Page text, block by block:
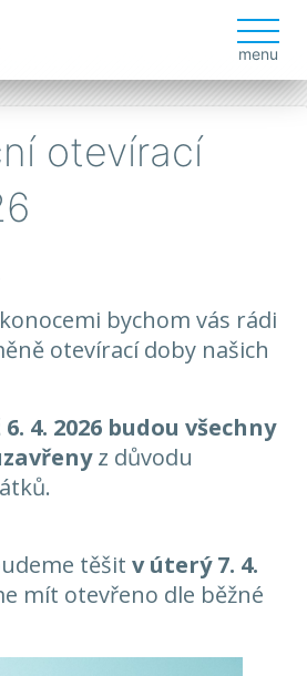
menu
otevírací
bychom vás rádi
otevírací doby našich
6. 4. 2026 budou všechny
z důvodu
těšit v úterý 7. 4.
mít otevřeno dle běžné